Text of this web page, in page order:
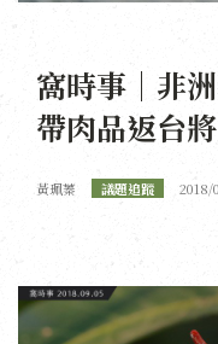
窩時事｜非
帶肉品返台
黃珮蓁 議題追蹤 2018/